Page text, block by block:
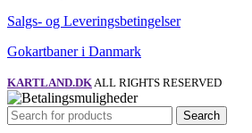
Salgs- og Leveringsbetingelser
Gokartbaner i Danmark
KARTLAND.DKALL RIGHTS RESERVED
Search